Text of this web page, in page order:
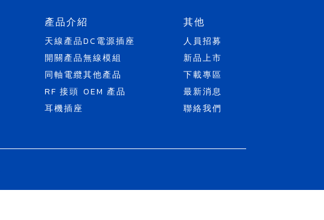
產品介紹
天線產品
開關產品
同軸電纜
RF 接頭
耳機插座
DC電源插座
無線模組
其他產品
OEM 產品
其他
人員招募
新品上市
下載專區
最新消息
聯絡我們